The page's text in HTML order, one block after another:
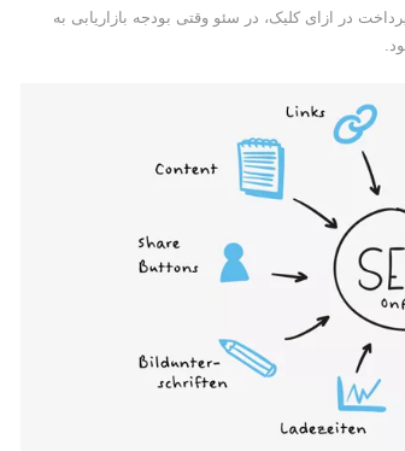
در ازای کلیک، در سئو وقتی بودجه بازاریابی به